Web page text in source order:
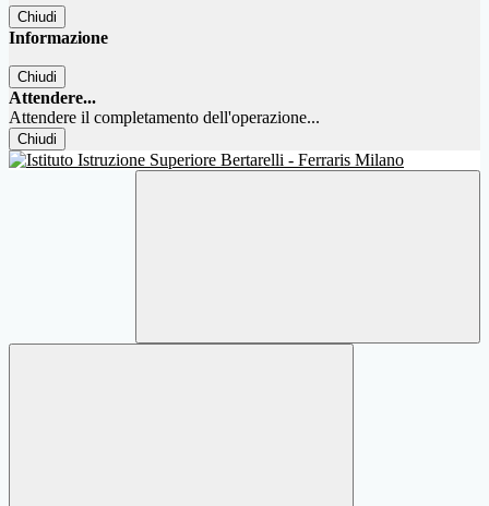
Chiudi
Informazione
Chiudi
Attendere...
Attendere il completamento dell'operazione...
Chiudi